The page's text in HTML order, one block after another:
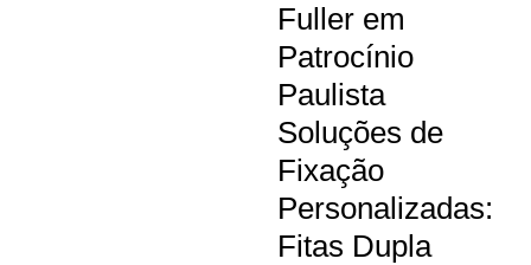
Fuller em
Patrocínio
Paulista
Soluções de
Fixação
Personalizadas:
Fitas Dupla